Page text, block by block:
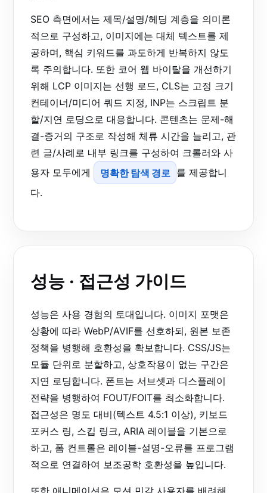
SEO 측면에서는 제목/설명/헤딩 계층을 의미론
적으로 구성하고, 이미지에는 대체 텍스트를 제
공하며, 핵심 키워드를 과도하게 반복하지 않도
록 주의합니다. 또한 코어 웹 바이탈을 개선하기
위해 LCP 이미지는 선행 로드, CLS는 고정 크기
컨테이너/미디어 쿼드 지정, INP는 스크립트 분
할/지연 로딩으로 대응합니다. 콘텐츠는 문제-해
결-증거의 구조로 작성해 체류 시간을 늘리고, 관
련 글/사례로 내부 링크를 구성하여 크롤러와 사
용자 모두에게
명확한 탐색 경로 를 제공합니
다.
성능 · 접근성 가이드
성능은 사용 경험의 토대입니다. 이미지 포맷은
상황에 따라 WebP/AVIF를 선호하되, 원본 보존
정책을 병행해 호환성을 확보합니다. CSS/JS는
모듈 단위로 분할하고, 상호작용이 없는 구간은
지연 로딩합니다. 폰트는 서브셋과 디스플레이
전략을 병행하여 FOUT/FOIT를 최소화합니다.
접근성은 명도 대비(텍스트 4.5:1 이상), 키보드
포커스 링, 스킵 링크, ARIA 레이블을 기본으로
하고, 폼 컨트롤은 레이블-설명-오류를 프로그램
적으로 연결하여 보조공학 호환성을 높입니다.